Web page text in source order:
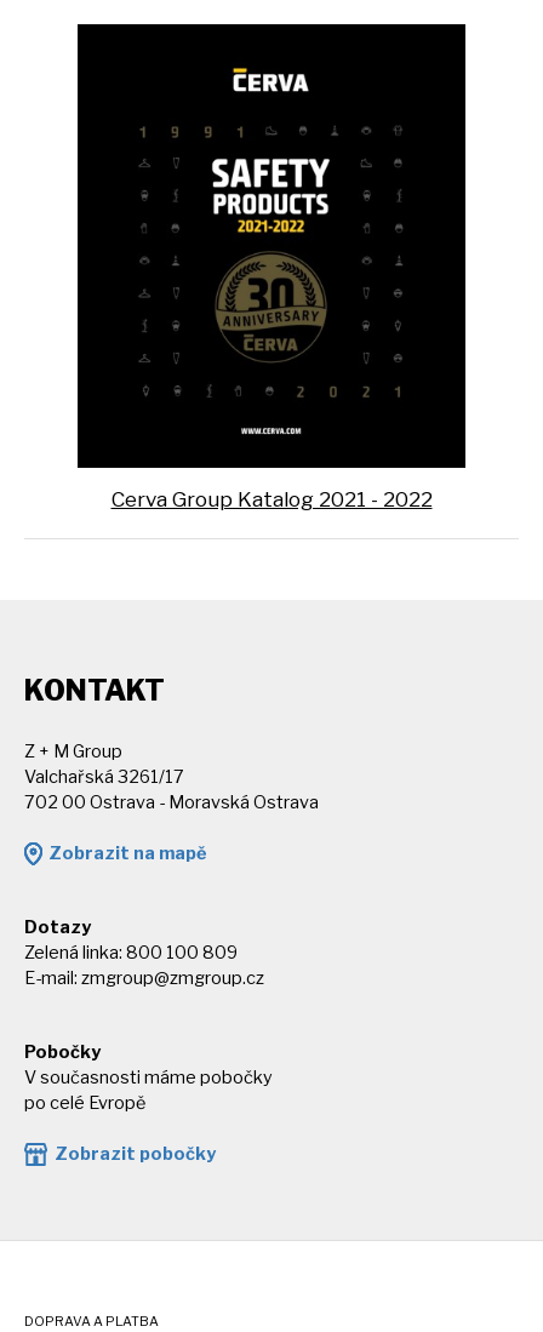
Cerva Group Katalog 2021 - 2022
KONTAKT
Z + M Group
Valchařská 3261/17
702 00 Ostrava - Moravská Ostrava
Zobrazit na mapě
Dotazy
Zelená linka: 800 100 809
E-mail: zmgroup@zmgroup.cz
Pobočky
V současnosti máme pobočky
po celé Evropě
Zobrazit pobočky
DOPRAVA A PLATBA